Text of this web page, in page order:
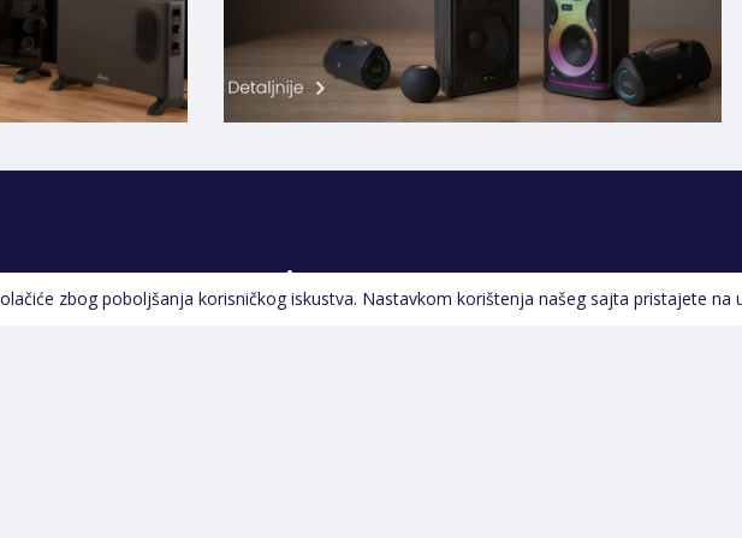
Pratite nas
zbog poboljšanja korisničkog iskustva. Nastavkom korištenja našeg sajta pristajete na